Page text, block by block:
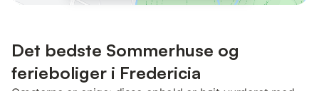
Det bedste Sommerhuse og
ferieboliger i Fredericia